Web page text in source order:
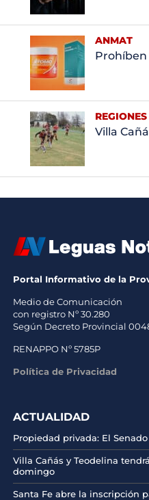
ANMAT
REGIONES
Villa
Portal Informativo de la
Medio de Comunicación
con registro Nº 30.280
Según Decreto Provincial
RENAPPO Nº 5785P
Política de Privacidad
ACTUALIDAD
Propiedad privada: El
Villa Cañás y Teodelina
domingo
Santa Fe abre la inscripción